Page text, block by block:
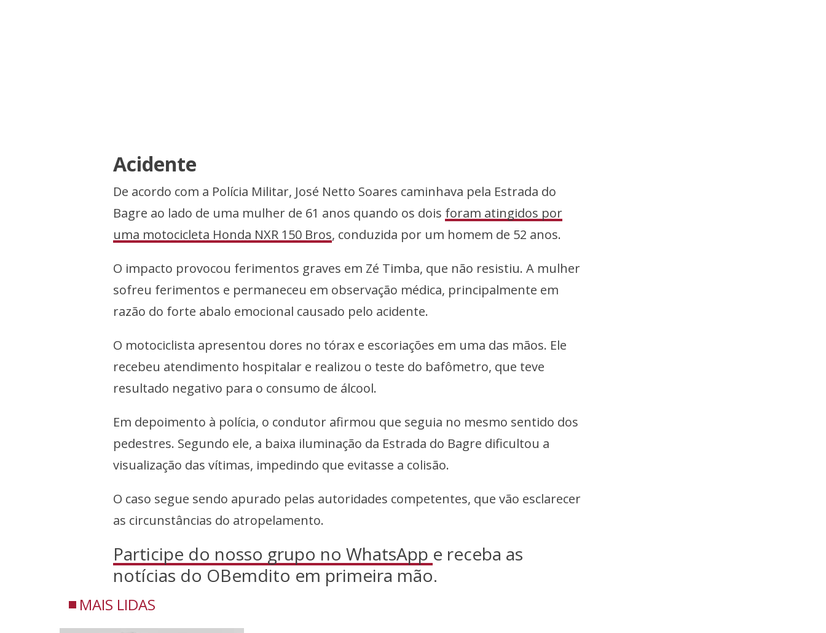
Acidente
De acordo com a Polícia Militar, José Netto Soares caminhava pela Estrada do
Bagre ao lado de uma mulher de 61 anos quando os dois foram atingidos por
uma motocicleta Honda NXR 150 Bros, conduzida por um homem de 52 anos.
O impacto provocou ferimentos graves em Zé Timba, que não resistiu. A mulher
sofreu ferimentos e permaneceu em observação médica, principalmente em
razão do forte abalo emocional causado pelo acidente.
O motociclista apresentou dores no tórax e escoriações em uma das mãos. Ele
recebeu atendimento hospitalar e realizou o teste do bafômetro, que teve
resultado negativo para o consumo de álcool.
Em depoimento à polícia, o condutor afirmou que seguia no mesmo sentido dos
pedestres. Segundo ele, a baixa iluminação da Estrada do Bagre dificultou a
visualização das vítimas, impedindo que evitasse a colisão.
O caso segue sendo apurado pelas autoridades competentes, que vão esclarecer
as circunstâncias do atropelamento.
Participe do nosso grupo no WhatsApp e receba as
notícias do OBemdito em primeira mão.
MAIS LIDAS